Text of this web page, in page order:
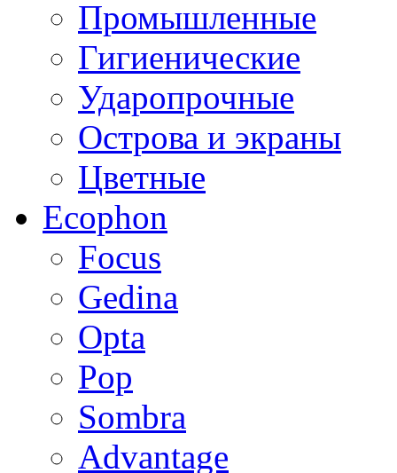
Промышленные
Гигиенические
Ударопрочные
Острова и экраны
Цветные
Ecophon
Focus
Gedina
Opta
Pop
Sombra
Advantage